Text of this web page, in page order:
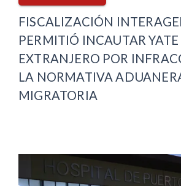
FISCALIZACIÓN
PERMITIÓ INCAUTAR YATE
EXTRANJERO POR
LA NORMATIVA
MIGRATORIA